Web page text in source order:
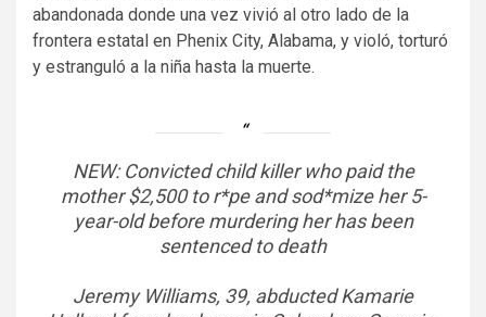
abandonada donde una vez vivió al otro lado de la
frontera estatal en Phenix City, Alabama, y ​​violó, torturó
y estranguló a la niña hasta la muerte.
NEW: Convicted child killer who paid the
mother $2,500 to r*pe and sod*mize her 5-
year-old before murdering her has been
sentenced to death
Jeremy Williams, 39, abducted Kamarie